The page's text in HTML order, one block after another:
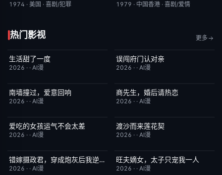
1974 · 美国 · 喜剧/犯罪 1979 · 中国香港 · 喜剧/爱情
热门影视 更多
完结
生活甜了一度
2026 · · AI漫
完结
误闯府门认对亲
2026 · · AI漫
完结
南墙撞过，爱意回响
2026 · · AI漫
完结
商先生，婚后请热恋
2026 · · AI漫
完结
爱吃的女孩运气不会太差
2026 · · AI漫
完结
渡沙而来莲花契
2026 · · AI漫
完结 2.0错嫁摄政君，穿成炮灰后我逆天改命
2026 · · AI漫
完结
旺夫嫡女，太子只宠我一人
2026 · · AI漫